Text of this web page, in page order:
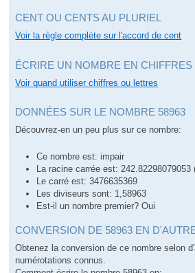
CENT OU CENTS AU PLURIEL
Voir la règle complète sur l'accord de cent
ÉCRIRE UN NOMBRE EN
Voir quand utiliser chiffres ou lettres
DONNÉES SUR LE NOMBRE 58963
Découvrez-en un peu plus sur ce nombre:
Ce nombre est: impair
La racine carrée est: 242.82298079053
Le carré est: 3476635369
Les diviseurs sont: 1,58963
Est-il un nombre premier? Oui
CONVERSION DE 58963 EN
Obtenez la conversion de ce nombre selon
numérotations connus.